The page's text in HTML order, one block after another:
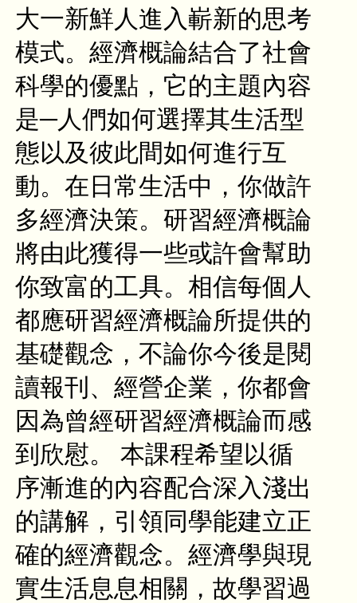
大一新鮮人進入嶄新的思考
模式。經濟概論結合了社會
科學的優點，它的主題內容
是─人們如何選擇其生活型
態以及彼此間如何進行互
動。在日常生活中，你做許
多經濟決策。研習經濟概論
將由此獲得一些或許會幫助
你致富的工具。相信每個人
都應研習經濟概論所提供的
基礎觀念，不論你今後是閱
讀報刊、經營企業，你都會
因為曾經研習經濟概論而感
到欣慰。 本課程希望以循
序漸進的內容配合深入淺出
的講解，引領同學能建立正
確的經濟觀念。經濟學與現
實生活息息相關，故學習過